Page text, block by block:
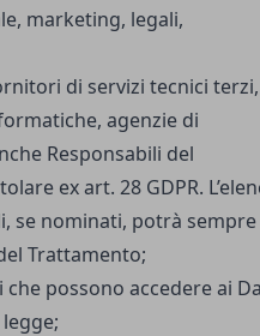
marketing, legali,
di servizi tecnici terzi,
agenzie di
Responsabili del
ex art. 28 GDPR.
se nominati, potrà sempre
Trattamento;
possono accedere ai